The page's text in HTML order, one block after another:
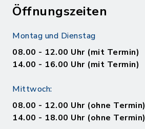
Öffnungszeiten
Montag und Dienstag
08.00 - 12.00 Uhr (mit Termin)
14.00 - 16.00 Uhr (mit Termin)
Mittwoch:
08.00 - 12.00 Uhr (ohne Termin)
14.00 - 18.00 Uhr (ohne Termin)